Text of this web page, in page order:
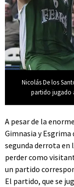
Nicolás De los
partido jugado
A pesar de la
Gimnasia y Esgrima
segunda derrota en
perder como
un partido
El partido, que se